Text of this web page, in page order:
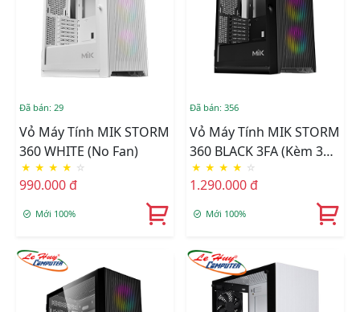
Đã bán: 29
Vỏ Máy Tính MIK STORM
360 WHITE (No Fan)
★ ★ ★ ★ ☆
990.000 đ
Mới 100%
Đã bán: 356
Vỏ Máy Tính MIK STORM
360 BLACK 3FA (Kèm 3
Fan ARGB)
★ ★ ★ ★ ☆
1.290.000 đ
Mới 100%